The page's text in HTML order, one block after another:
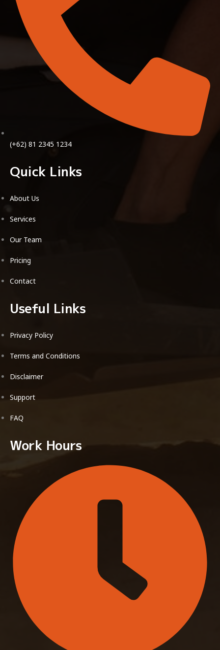
(+62) 81 2345 1234
Quick Links
About Us
Services
Our Team
Pricing
Contact
Useful Links
Privacy Policy
Terms and Conditions
Disclaimer
Support
FAQ
Work Hours